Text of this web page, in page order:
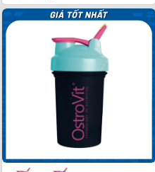
là:
150.000₫.
tại
là:
95.000₫.